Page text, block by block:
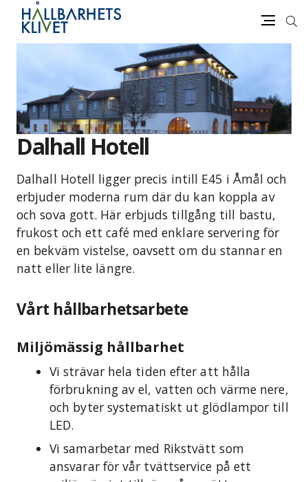
innehåll
Sök
Dalhall Hotell
Dalhall Hotell ligger precis intill E45 i Åmål och
erbjuder moderna rum där du kan koppla av
och sova gott. Här erbjuds tillgång till bastu,
frukost och ett café med enklare servering för
en bekväm vistelse, oavsett om du stannar en
natt eller lite längre.
Vårt hållbarhetsarbete
Miljömässig hållbarhet
Vi strävar hela tiden efter att hålla
förbrukning av el, vatten och värme nere,
och byter systematiskt ut glödlampor till
LED.
Vi samarbetar med Rikstvätt som
ansvarar för vår tvättservice på ett